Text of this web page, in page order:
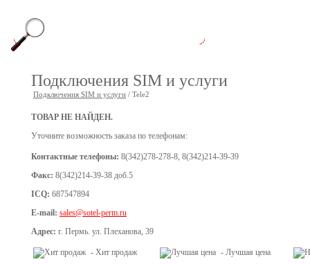
Подключения SIM и услуги
Подключения SIM и услуги / Tele2
ТОВАР НЕ НАЙДЕН.
Уточните возможность заказа по телефонам:
Контактные телефоны: 8(342)278-278-8, 8(342)214-39-39
Факс: 8(342)214-39-38 доб.5
ICQ: 687547894
E-mail: sales@sotel-perm.ru
Адрес: г. Пермь. ул. Плеханова, 39
- Хит продаж - Лучшая цена